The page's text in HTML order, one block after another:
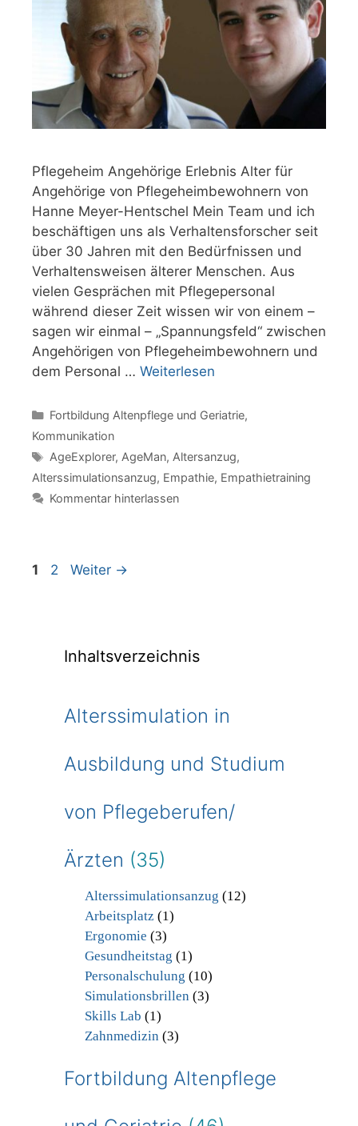
Pflegeheim Angehörige Erlebnis Alter für
Angehörige von Pflegeheimbewohnern von
Hanne Meyer-Hentschel Mein Team und ich
beschäftigen uns als Verhaltensforscher seit
über 30 Jahren mit den Bedürfnissen und
Verhaltensweisen älterer Menschen. Aus
vielen Gesprächen mit Pflegepersonal
während dieser Zeit wissen wir von einem –
sagen wir einmal – „Spannungsfeld“ zwischen
Angehörigen von Pflegeheimbewohnern und
dem Personal … Weiterlesen
Kategorien
Fortbildung Altenpflege und Geriatrie,
Kommunikation
Schlagwörter
AgeExplorer, AgeMan, Altersanzug,
Alterssimulationsanzug, Empathie, Empathietraining
Kommentar hinterlassen
Seite
1 Seite
2 Weiter →
Inhaltsverzeichnis
Alterssimulation in
Ausbildung und Studium
von Pflegeberufen/
Ärzten (35)
Alterssimulationsanzug (12)
Arbeitsplatz (1)
Ergonomie (3)
Gesundheitstag (1)
Personalschulung (10)
Simulationsbrillen (3)
Skills Lab (1)
Zahnmedizin (3)
Fortbildung Altenpflege